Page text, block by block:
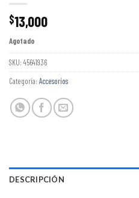
$13,000
Agotado
SKU:45641936
Categoría: Accesorios
DESCRIPCIÓN